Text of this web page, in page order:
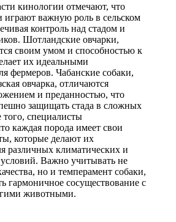
кинологии отмечают, что
играют важную роль в сельском
контроль над стадом и
Шотландские овчарки,
своим умом и способностью к
их идеальными
фермеров. Чабанские собаки,
овчарка, отличаются
и преданностью, что
защищать стада в сложных
специалисты
каждая порода имеет свои
которые делают их
различных климатических и
Важно учитывать не
но и темперамент собаки,
гармоничное сосуществование с
животными.